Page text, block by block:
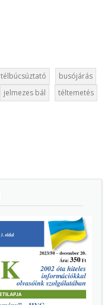
télbúcsúztató
busójárás
jelmezes bál
téltemetés